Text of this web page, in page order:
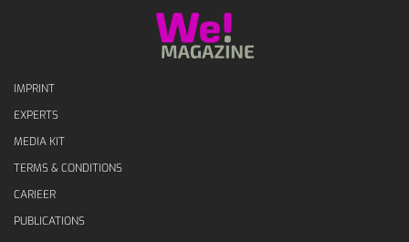
IMPRINT
EXPERTS
MEDIA KIT
TERMS & CONDITIONS
CARIEER
PUBLICATIONS